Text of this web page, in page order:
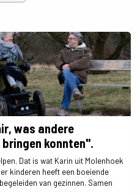
was andere
konnten".
Dat is wat Karin uit Molenhoek
kinderen heeft een boeiende
van gezinnen. Samen